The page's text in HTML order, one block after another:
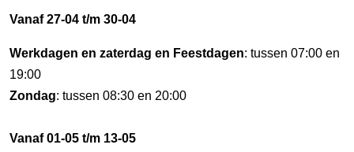
Vanaf 27-04 t/m 30-04
Werkdagen en zaterdag en Feestdagen: tussen 07:00 en
19:00
Zondag: tussen 08:30 en 20:00
Vanaf 01-05 t/m 13-05